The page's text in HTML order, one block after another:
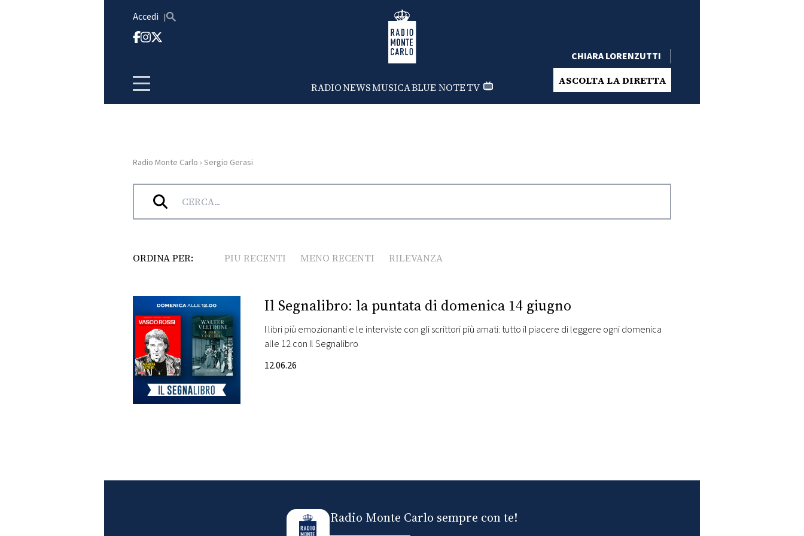
Accedi Radio Monte Carlo
RADIONEWSMUSICABLUE NOTETV
CHIARA LORENZUTTI
ASCOLTA LA DIRETTA
HOME
RADIO
NEWS
FOTO
CONCORSI
Radio Monte Carlo › Sergio Gerasi
Tag:Sergio Gerasi
ORDINA PER: PIU RECENTI MENO RECENTI RILEVANZA
Il Segnalibro: la puntata di domenica 14 giugno
I libri più emozionanti e le interviste con gli scrittori più amati: tutto il piacere di leggere ogni domenica
alle 12 con Il Segnalibro
12.06.26
Radio Monte Carlo sempre con te!